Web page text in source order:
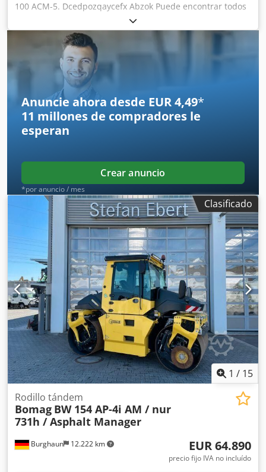
100 ACM-5. Dcedpozqaycefx Abzok Puede encontrar todos
los datos técnicos del artículo que se subasta en la sección
«Documentos» en formato PDF, disponible para descargar.
Color: como se muestra en las imágenes, de acuerdo con
las fotos y la inspección. Estado: usado.
Anuncie ahora desde EUR 4,49*
11 millones de compradores le
esperan
Crear anuncio
*por anuncio / mes
Clasificado
1 / 15
Burghaun 12.222 km
Rodillo tándem
Bomag BW 154 AP-4i AM / nur
731h / Asphalt Manager
EUR 64.890
precio fijo IVA no incluído